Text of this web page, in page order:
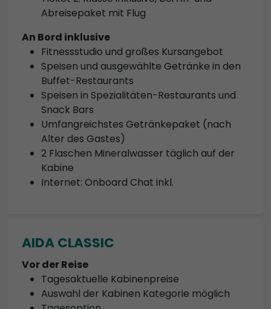
Abreisepaket mit Flug
An Bord inklusive
Fitnessstudio und großes Kursangebot
Speisen und ausgewählte Getränke in den
Buffet-Restaurants
Speisen in Spezialitäten-Restaurants und
Snack Bars
Umfangreichstes Getränkepaket (nach
Alter des Gastes)
2 Flaschen Mineralwasser täglich auf der
Kabine
Internet: Onboard Chat inkl.
AIDA CLASSIC
Vor der Reise
Tagesaktuelle Kabinenpreise
Auswahl der Kabinen Kategorie möglich